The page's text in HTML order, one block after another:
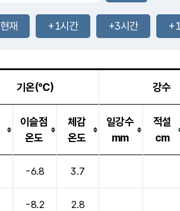
현재 +1시간 +3시간
기온(℃) 강수
이슬점
온도
체감
온도
일강수
mm
적설
cm
-6.8 3.7
-8.2 2.8